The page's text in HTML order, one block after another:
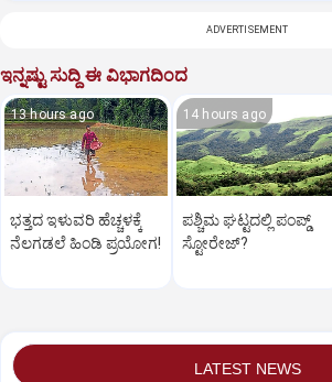
ADVERTISEMENT
ಇನ್ನಷ್ಟು ಸುದ್ದಿ ಈ ವಿಭಾಗದಿಂದ
13 hours ago
ಭತ್ತದ ಇಳುವರಿ ಹೆಚ್ಚಳಕ್ಕೆ
ನೆಲಗಡಲೆ ಹಿಂಡಿ ಪ್ರಯೋಗ!
14 hours ago
ಪಶ್ಚಿಮ ಘಟ್ಟದಲ್ಲಿ ಪಂಪ್ಡ್
ಸ್ಟೋರೇಜ್‌?
LATEST NEWS